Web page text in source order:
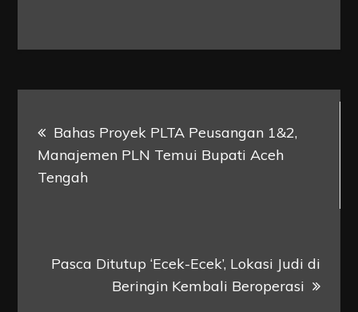
navigation
Bahas Proyek PLTA Peusangan 1&2,
Manajemen PLN Temui Bupati Aceh
Tengah
Pasca Ditutup ‘Ecek-Ecek’, Lokasi Judi di
Beringin Kembali Beroperasi